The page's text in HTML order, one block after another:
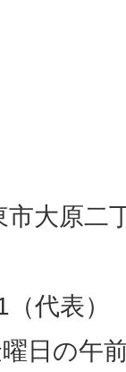
大原二
代表）
日の午